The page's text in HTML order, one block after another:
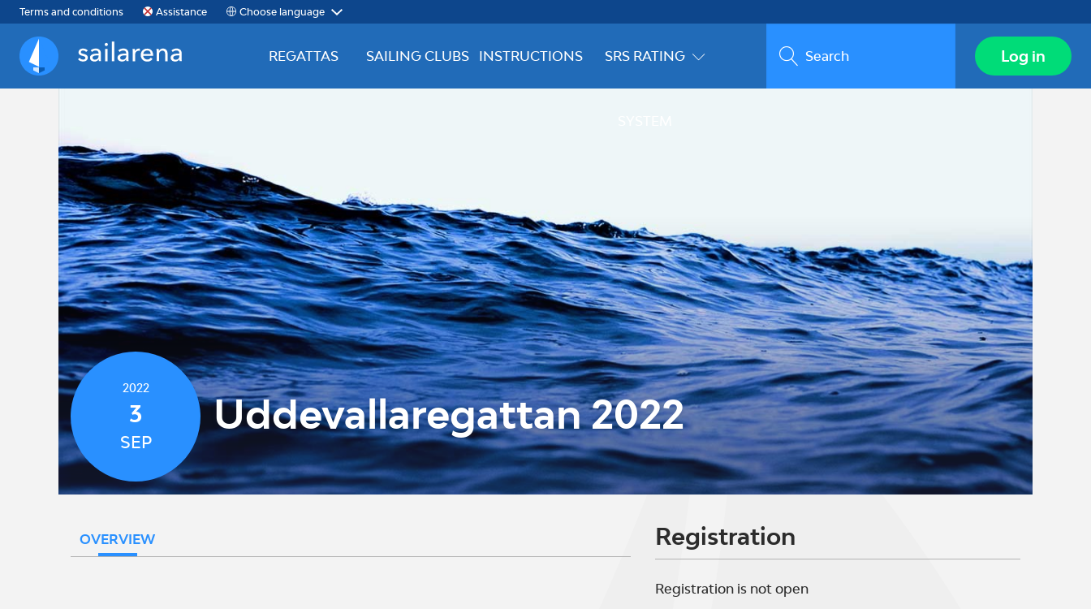
Terms and conditions Assistance Choose language
Sailarena
REGATTAS SAILING CLUBS INSTRUCTIONS SRS RATING Search Log in
2022
3
SEP
Uddevallaregattan 2022
OVERVIEW Registration
Registration is not open